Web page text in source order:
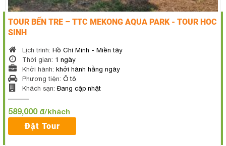
TOUR BẾN TRE – TTC MEKONG AQUA PARK - TOUR HOC
SINH
Lịch trình: Hồ Chí Minh - Miền tây
Thời gian: 1 ngày
Khởi hành: khởi hành hằng ngày
Phương tiện: Ô tô
Khách sạn: Đang cập nhật
589,000 đ/khách
Đặt Tour